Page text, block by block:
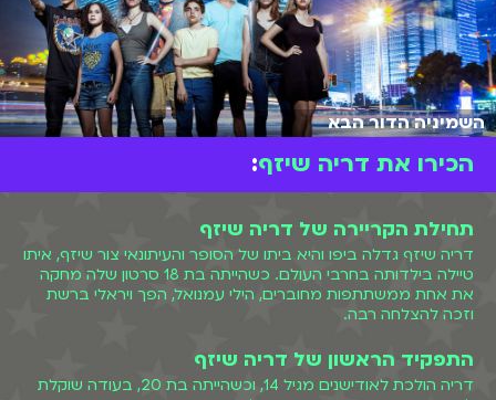
השמיניה הדור הבא
הכירו את דריה שיזף:
תחילת הקריירה של דריה שיזף
דריה שיזף גדלה ביפו והיא ביתו של הסופר והעיתונאי צור שיזף, איתו
טיילה בילדותה בחרבי העולם. כשהייתה בת 18 סרטון שלה מחקה
את אחת ממשתתפות מחוברים, הילי עמנואל, הפך ויראלי ברשת
וזכה להצלחה רבה.
התפקיד הראשון של דריה שיזף
דריה הולכת לאודישנים מגיל 14, וכשהייתה בת 20, בעודה שוקלת